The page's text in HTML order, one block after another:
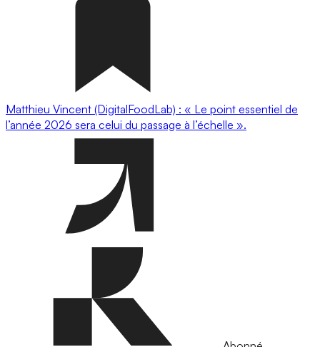
Matthieu Vincent (DigitalFoodLab) : « Le point essentiel de
l’année 2026 sera celui du passage à l’échelle ».